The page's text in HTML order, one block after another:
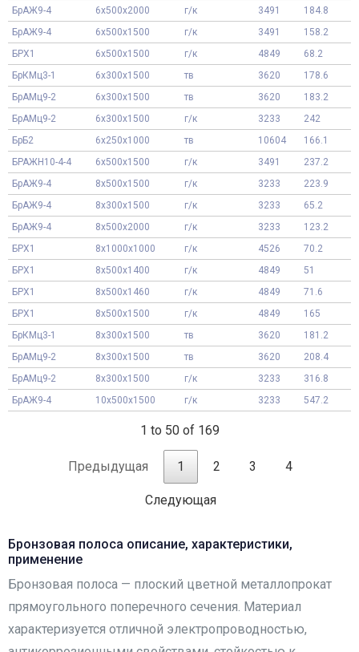
БрАЖ9-4
6x500x2000 г/к 3491
184.8
БрАЖ9-4
6x500x1500 г/к 3491
158.2
БРХ1
6x500x1500 г/к 4849
68.2
БрКМц3-1
6x300x1500 тв 3620
178.6
БрАМц9-2
6x300x1500 тв 3620
183.2
БрАМц9-2
6x300x1500 г/к 3233
242
БрБ2
6x250x1000 тв 10604
166.1
БРАЖН10-4-4
6x500x1500 г/к 3491
237.2
БрАЖ9-4
8x500x1500 г/к 3233
223.9
БрАЖ9-4
8x300x1500 г/к 3233
65.2
БрАЖ9-4
8x500x2000 г/к 3233
123.2
БРХ1
8x1000x1000 г/к 4526
70.2
БРХ1
8x500x1400 г/к 4849
51
БРХ1
8x500x1460 г/к 4849
71.6
БРХ1
8x500x1500 г/к 4849
165
БрКМц3-1
8x300x1500 тв 3620
181.2
БрАМц9-2
8x300x1500 тв 3620
208.4
БрАМц9-2
8x300x1500 г/к 3233
316.8
БрАЖ9-4
10x500x1500 г/к 3233 547.2
1 to 50 of 169
Предыдущая 1 2 3 4
Следующая
Бронзовая полоса описание, характеристики,
применение
Бронзовая полоса — плоский цветной металлопрокат
прямоугольного поперечного сечения. Материал
характеризуется отличной электропроводностью,